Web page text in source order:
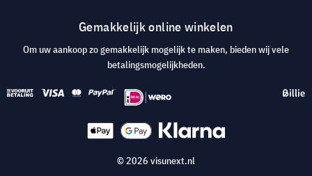
Gemakkelijk online winkelen
Om uw aankoop zo gemakkelijk mogelijk te maken, bieden wij vele
betalingsmogelijkheden.
© 2026 visunext.nl